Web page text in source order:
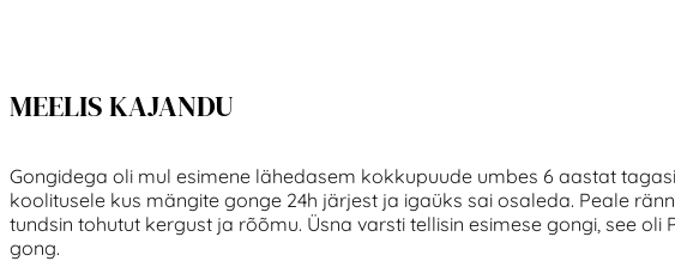
MEELIS KAJANDU
Gongidega oli mul esimene lähedasem kokkupuude umbes 6 aastat
koolitusele kus mängite gonge 24h järjest ja igaüks sai osaleda. Peale
tundsin tohutut kergust ja rõõmu. Üsna varsti tellisin esimese gongi, see oli
gong.